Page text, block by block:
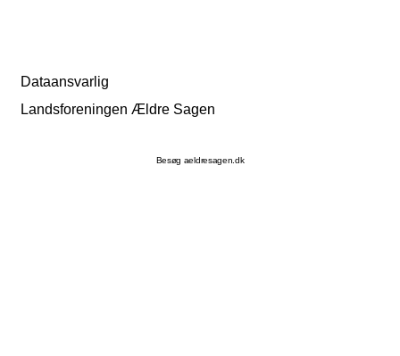
Dataansvarlig
Landsforeningen Ældre Sagen
Besøg aeldresagen.dk